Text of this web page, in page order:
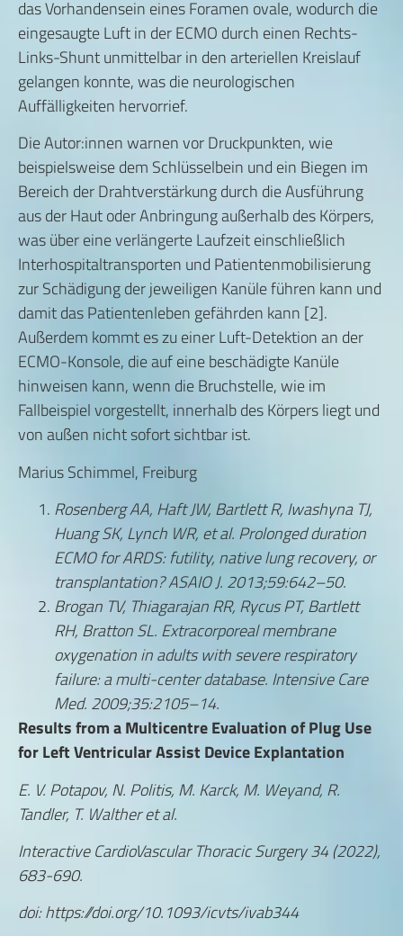
das Vorhandensein eines Foramen ovale, wodurch die
eingesaugte Luft in der ECMO durch einen Rechts-
Links-Shunt unmittelbar in den arteriellen Kreislauf
gelangen konnte, was die neurologischen
Auffälligkeiten hervorrief.
Die Autor:innen warnen vor Druckpunkten, wie
beispielsweise dem Schlüsselbein und ein Biegen im
Bereich der Drahtverstärkung durch die Ausführung
aus der Haut oder Anbringung außerhalb des Körpers,
was über eine verlängerte Laufzeit einschließlich
Interhospitaltransporten und Patientenmobilisierung
zur Schädigung der jeweiligen Kanüle führen kann und
damit das Patientenleben gefährden kann [2].
Außerdem kommt es zu einer Luft-Detektion an der
ECMO-Konsole, die auf eine beschädigte Kanüle
hinweisen kann, wenn die Bruchstelle, wie im
Fallbeispiel vorgestellt, innerhalb des Körpers liegt und
von außen nicht sofort sichtbar ist.
Marius Schimmel, Freiburg
Rosenberg AA, Haft JW, Bartlett R, Iwashyna TJ,
Huang SK, Lynch WR, et al. Prolonged duration
ECMO for ARDS: futility, native lung recovery, or
transplantation?ASAIO J. 2013;59:642–50.
Brogan TV, Thiagarajan RR, Rycus PT, Bartlett
RH, Bratton SL. Extracorporeal membrane
oxygenation in adults with severe respiratory
failure: a multi-center database. Intensive Care
Med. 2009;35:2105–14.
Results from a Multicentre Evaluation of Plug Use
for Left Ventricular Assist Device Explantation
E. V. Potapov, N. Politis, M. Karck, M. Weyand, R.
Tandler, T. Walther et al.
Interactive CardioVascular Thoracic Surgery 34 (2022),
683-690.
doi: https://doi.org/10.1093/icvts/ivab344